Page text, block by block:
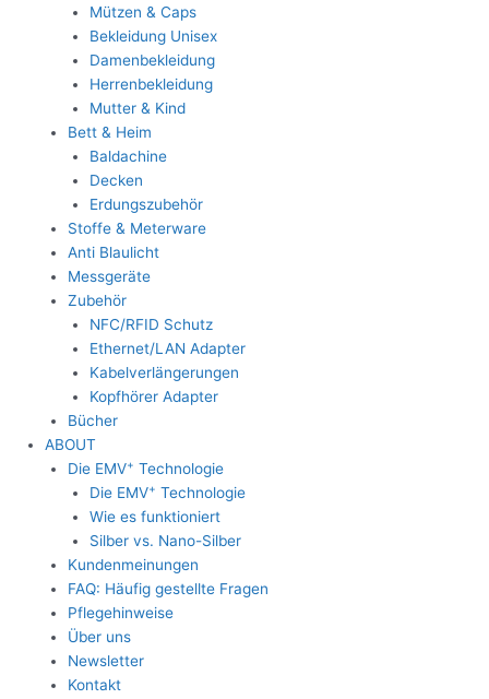
Mützen & Caps
Bekleidung Unisex
Damenbekleidung
Herrenbekleidung
Mutter & Kind
Bett & Heim
Baldachine
Decken
Erdungszubehör
Stoffe & Meterware
Anti Blaulicht
Messgeräte
Zubehör
NFC/RFID Schutz
Ethernet/LAN Adapter
Kabelverlängerungen
Kopfhörer Adapter
Bücher
ABOUT
Die EMV+ Technologie
Die EMV+ Technologie
Wie es funktioniert
Silber vs. Nano-Silber
Kundenmeinungen
FAQ: Häufig gestellte Fragen
Pflegehinweise
Über uns
Newsletter
Kontakt